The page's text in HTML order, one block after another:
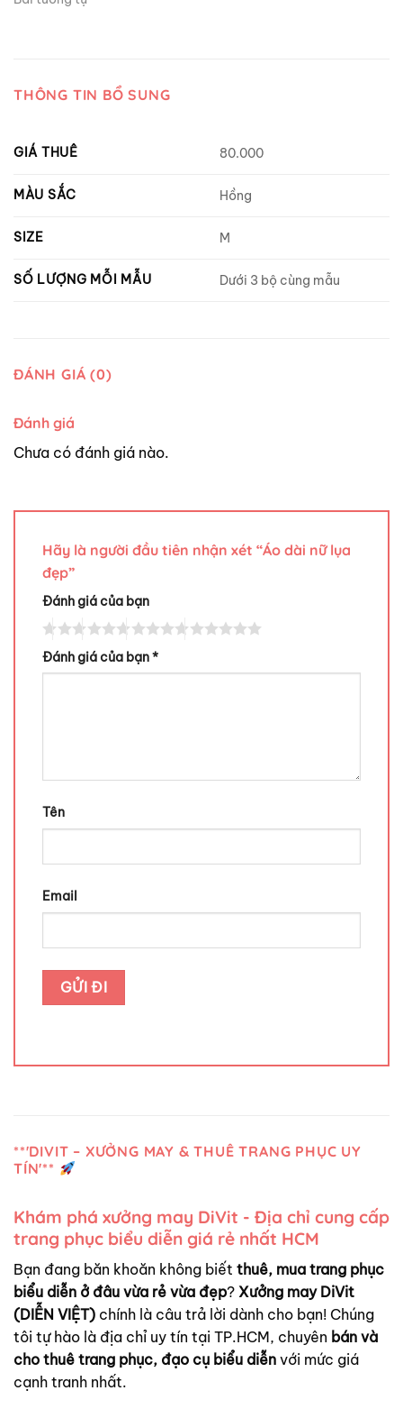
THÔNG TIN BỔ SUNG
GIÁ THUÊ 80.000
MÀU SẮC Hồng
SIZE M
SỐ LƯỢNG MỖI MẪU Dưới 3 bộ cùng mẫu
ĐÁNH GIÁ (0)
Đánh giá
Chưa có đánh giá nào.
Hãy là người đầu tiên nhận xét “Áo dài nữ lụa
đẹp”
Đánh giá của bạn
Đánh giá của bạn*
Tên
Email
**'DIVIT – XƯỞNG MAY & THUÊ TRANG PHỤC UY
TÍN'**
Khám phá xưởng may DiVit - Địa chỉ cung cấp
trang phục biểu diễn giá rẻ nhất HCM
Bạn đang băn khoăn không biết thuê, mua trang phục
biểu diễn ở đâu vừa rẻ vừa đẹp? Xưởng may DiVit
(DIỄN VIỆT) chính là câu trả lời dành cho bạn! Chúng
tôi tự hào là địa chỉ uy tín tại TP.HCM, chuyên bán và
cho thuê trang phục, đạo cụ biểu diễn với mức giá
cạnh tranh nhất.